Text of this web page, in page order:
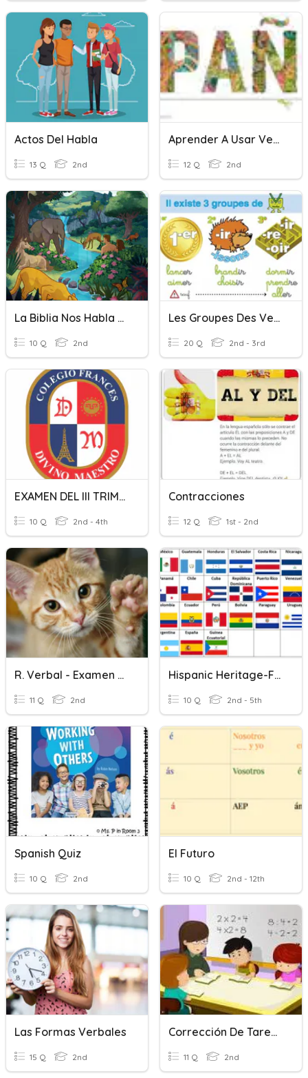
Actos Del Habla
13 Q 2nd
Aprender A Usar Verbos En Tiempo Presente ( Present-Tense)
12 Q 2nd
La Biblia Nos Habla Del Paraíso.2D
10 Q 2nd
Les Groupes Des Verbes
20 Q 2nd - 3rd
EXAMEN DEL III TRIMESTRE - RAZONAMIENTO VERBAL
10 Q 2nd - 4th
Contracciones
12 Q 1st - 2nd
R. Verbal - Examen Mensual Del I Bimestre - 2022
11 Q 2nd
Hispanic Heritage-Flags-Vocabulary
10 Q 2nd - 5th
Spanish Quiz
10 Q 2nd
El Futuro
10 Q 2nd - 12th
Las Formas Verbales
15 Q 2nd
Corrección De Tareas Del 27 De Marzo Hasta El 1 De Abril
11 Q 2nd